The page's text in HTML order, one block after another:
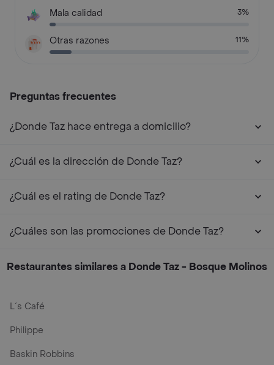
Mala calidad 3%
Otras razones 11%
Preguntas frecuentes
¿Donde Taz hace entrega a domicilio?
¿Cuál es la dirección de Donde Taz?
¿Cuál es el rating de Donde Taz?
¿Cuáles son las promociones de Donde Taz?
Restaurantes similares a Donde Taz - Bosque Molinos
L´s Café
Philippe
Baskin Robbins